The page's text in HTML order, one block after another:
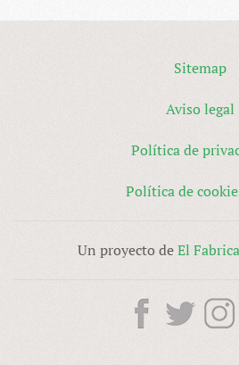
Sitemap
Aviso legal
Política de
Política de
Un proyecto deEl